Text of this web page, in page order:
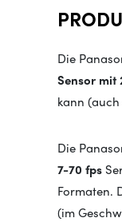
Die
Sensor mit
kann
Die
7-70 fps
Formaten.
(im